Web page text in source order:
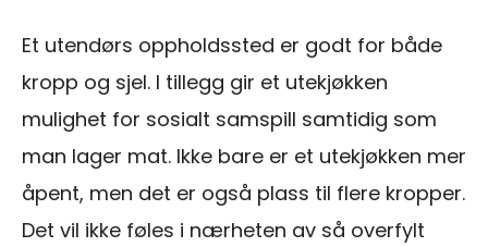
Et utendørs oppholdssted er godt for både
kropp og sjel. I tillegg gir et utekjøkken
mulighet for sosialt samspill samtidig som
man lager mat. Ikke bare er et utekjøkken mer
åpent, men det er også plass til flere kropper.
Det vil ikke føles i nærheten av så overfylt